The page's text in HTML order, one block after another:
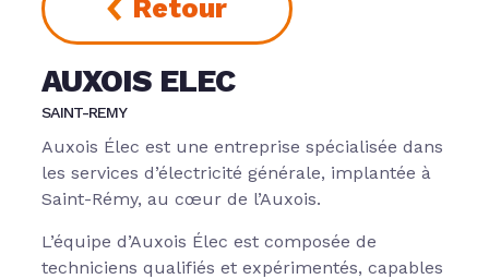
Retour
AUXOIS ELEC
SAINT-REMY
Auxois Élec est une entreprise spécialisée dans
les services d’électricité générale, implantée à
Saint-Rémy, au cœur de l’Auxois.
L’équipe d’Auxois Élec est composée de
techniciens qualifiés et expérimentés, capables